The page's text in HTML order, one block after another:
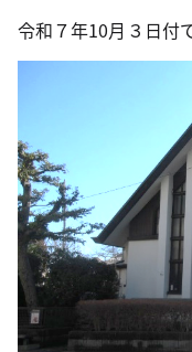
令和７年10月３日付